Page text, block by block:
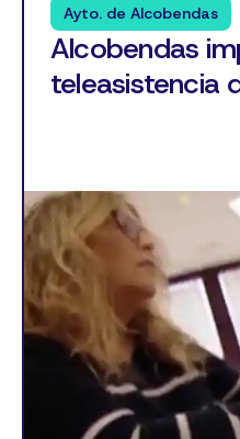
Ayto. de Alcobendas
Alcobendas
teleasistencia